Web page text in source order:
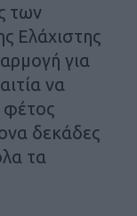
των
Ελάχιστης
για
να
φέτος
δεκάδες
τα